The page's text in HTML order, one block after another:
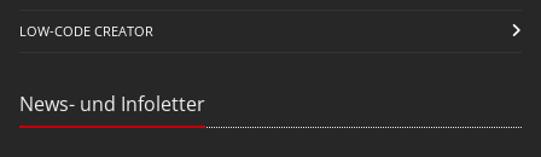
LOW-CODE CREATOR
News- und Infoletter